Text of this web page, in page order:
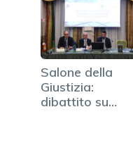
Salone della
Giustizia:
dibattito su